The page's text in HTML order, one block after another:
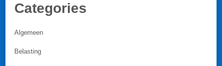
Categories
Algemeen
Belasting